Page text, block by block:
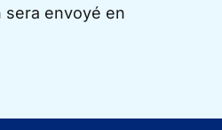
sera envoyé en